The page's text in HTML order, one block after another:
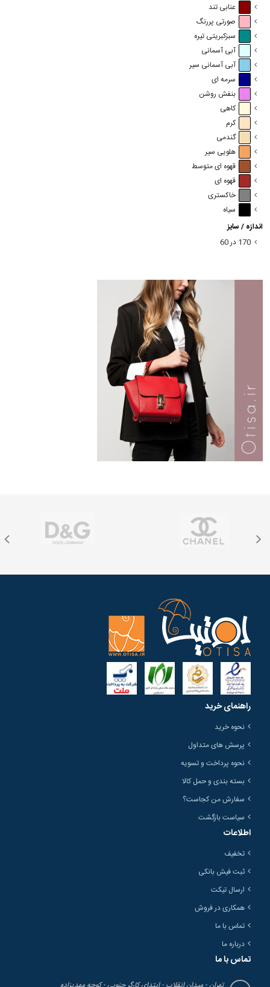
عنابی تند
صورتی پررنگ
سبزکبریتی تیره
آبی آسمانی
آبی آسمانی سیر
سرمه ای
بنفش روشن
کاهی
کرم
گندمی
هلویی سیر
قهوه ای متوسط
قهوه ای
خاکستری
سیاه
اندازه / سایز
170 در 60
راهنمای خرید
نحوه خرید
پرسش های متداول
نحوه پرداخت و تسویه
بسته بندی و حمل کالا
سفارش من کجاست؟
سیاست بازگشت
اطلاعات
تخفیف
ثبت فیش بانکی
ارسال تیکت
همکاری در فروش
تماس با ما
درباره ما
تماس با ما